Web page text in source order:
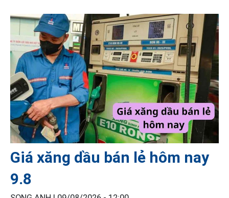
Giá xăng dầu bán lẻ hôm nay
9.8